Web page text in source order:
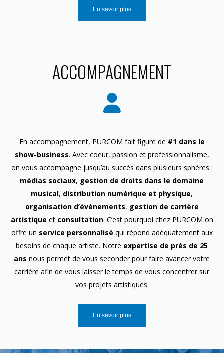
En savoir plus
ACCOMPAGNEMENT
En accompagnement, PURCOM fait figure de #1 dans le
show-business. Avec coeur, passion et professionnalisme,
on vous accompagne jusqu’au succès dans plusieurs sphères :
médias sociaux, gestion de droits dans le domaine
musical, distribution numérique et physique,
organisation d’événements, gestion de carrière
artistique etconsultation. C’est pourquoi chez PURCOM on
offre un service personnalisé qui répond adéquatement aux
besoins de chaque artiste. Notre expertise de près de 25
ans nous permet de vous seconder pour faire avancer votre
carrière afin de vous laisser le temps de vous concentrer sur
vos projets artistiques.
En savoir plus